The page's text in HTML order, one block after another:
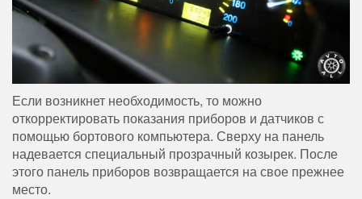
Если возникнет необходимость, то можно
откорректировать показания приборов и датчиков с
помощью бортового компьютера. Сверху на панель
надевается специальный прозрачный козырек. После
этого панель приборов возвращается на свое прежнее
место.